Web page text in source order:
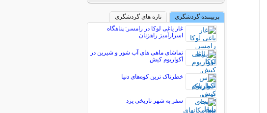
پربیننده گردشگري
تازه های گردشگری
غار یاغی لوکا در رامسر: پناهگاه
اسرارآمیز راهزنان
تماشای ماهی های آب شور و شیرین در
آکواریوم کیش
خطرناک ترین کوه‌های دنیا
سفر به شهر تاریخی یزد